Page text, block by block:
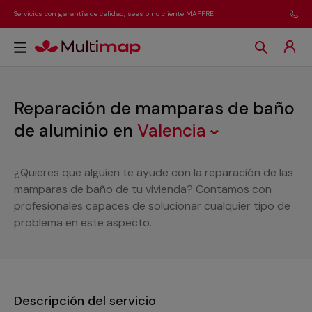
Servicios con garantía de calidad, seas o no cliente MAPFRE
Reparación de mamparas de baño
de aluminio en Valencia
¿Quieres que alguien te ayude con la reparación de las
mamparas de baño de tu vivienda? Contamos con
profesionales capaces de solucionar cualquier tipo de
problema en este aspecto.
Descripción del servicio